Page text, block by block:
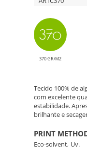
370 GR/M2
Tecido 100% de
com excelente
estabilidade.
brilhante e
PRINT
Eco-solvent, Uv.
Impressão
Artística
Qualidade